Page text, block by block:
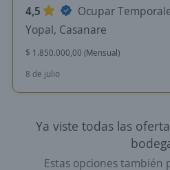
4,5
Ocupar
Yopal, Casanare
$ 1.850.000,00 (Mensual)
8 de julio
Ya viste todas las
Estas opciones